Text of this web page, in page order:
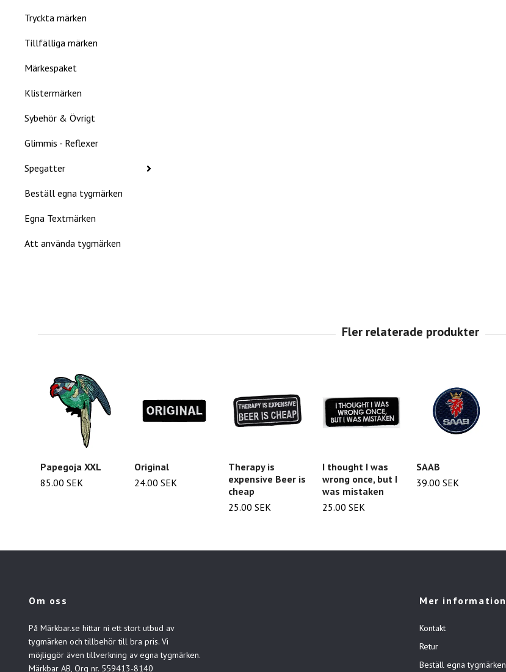
Tryckta märken
Tillfälliga märken
Märkespaket
Klistermärken
Sybehör & Övrigt
Glimmis - Reflexer
Spegatter
Beställ egna tygmärken
Egna Textmärken
Att använda tygmärken
Papegoja XXL
85.00 SEK
Original
24.00 SEK
Therapy is
expensive Beer is
cheap
25.00 SEK
I thought I was
wrong once, but I
was mistaken
25.00 SEK
SAAB
39.00 SEK
Om oss
På Märkbar.se hittar ni ett stort utbud av
tygmärken och tillbehör till bra pris. Vi
möjliggör även tillverkning av egna tygmärken.
Märkbar AB, Org nr. 559413-8140
Mer information
Kontakt
Retur
Beställ egna tygmärken